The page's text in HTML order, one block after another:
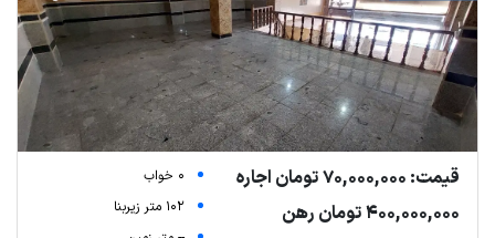
قیمت: 70,000,000 تومان اجاره
400,000,000 تومان رهن
0 خواب
102 متر زیربنا